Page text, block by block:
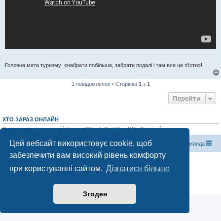
Цей вебсайт використовує cookie, щоб
забезпечити вам високий рівень комфорту
при користуванні сайтом. Дізнатися більше
Згоден
Головна мета туризму: «набрати побільше, забрати подалі і там все це з'їсти»!
1 повідомлення • Сторінка 1 з 1
Перейти
ХТО ЗАРАЗ ОНЛАЙН
Зараз переглядають цей форум:ClaudeBot [бот ШІ]і 0 гостей
Магазин спорядження Туристичний форум «Рюкзак» Команда
Працює на phpBB® Forum Software © phpBB Limited
Конфіденційність| Умови